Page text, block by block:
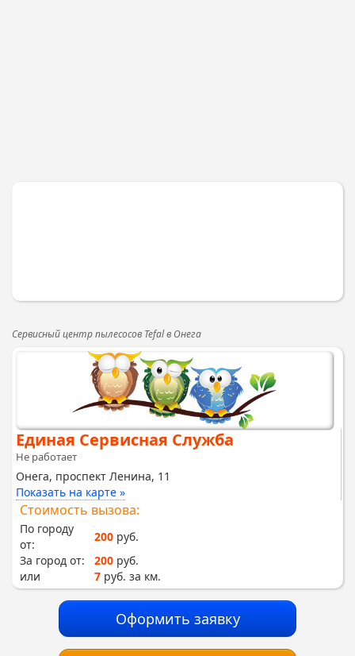
Сервисный центр пылесосов Tefal в Онега
Единая Сервисная Служба
Не работает
Онега, проспект Ленина, 11
Показать на карте »
Стоимость вызова:
По городу
от:
200 руб.
За город от:
200 руб.
или
7 руб. за км.
Оформить заявку